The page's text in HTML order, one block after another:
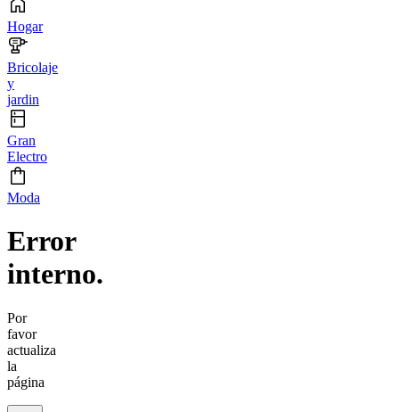
Hogar
Bricolaje
y
jardin
Gran
Electro
Moda
Error
interno.
Por
favor
actualiza
la
página